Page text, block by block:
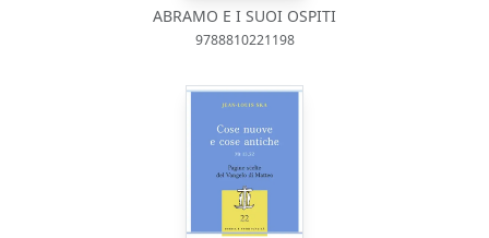
ABRAMO E I SUOI OSPITI
9788810221198